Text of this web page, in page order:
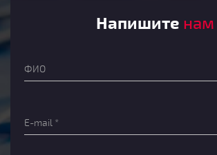
Напишите нам